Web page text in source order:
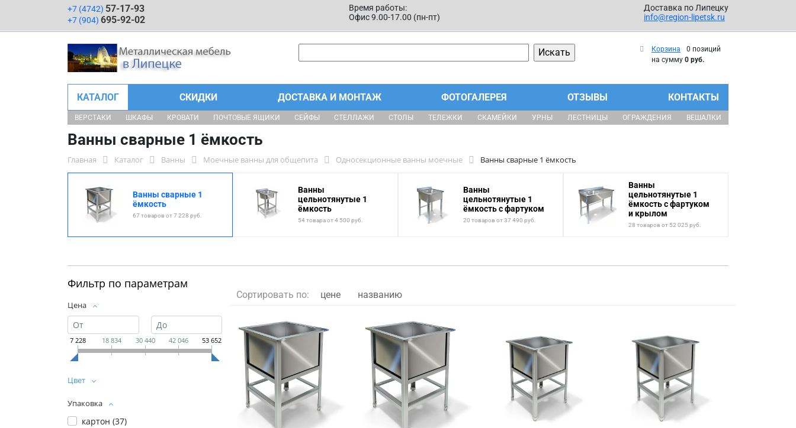
+7 (4742) 57-17-93
+7 (904) 695-92-02
Время работы:
Офис 9.00-17.00 (пн-пт)
Доставка по Липецку
info@region-lipetsk.ru
Корзина
0 позиций
на сумму 0 руб.
КАТАЛОГ СКИДКИ ДОСТАВКА И МОНТАЖ ФОТОГАЛЕРЕЯ ОТЗЫВЫ КОНТАКТЫ
ВЕРСТАКИ ШКАФЫ КРОВАТИ ПОЧТОВЫЕ ЯЩИКИ СЕЙФЫ СТЕЛЛАЖИ СТОЛЫ ТЕЛЕЖКИ СКАМЕЙКИ УРНЫ ЛЕСТНИЦЫ ОГРАЖДЕНИЯ ВЕШАЛКИ
Ванны сварные 1 ёмкость
Главная Каталог Ванны Моечные ванны для общепита Односекционные ванны моечные Ванны сварные 1 ёмкость
Ванны сварные 1
ёмкость
67 товаров от 7 228 руб.
Ванны
цельнотянутые 1
ёмкость
54 товара от 4 500 руб.
Ванны
цельнотянутые 1
ёмкость с фартуком
20 товаров от 37 490 руб.
Ванны
цельнотянутые 1
ёмкость с фартуком
и крылом
28 товаров от 52 025 руб.
Фильтр по параметрам
Цена
7 228 18 834 30 440 42 046 53 652
Цвет
Упаковка
картон (37)
Сортировать по: цене названию